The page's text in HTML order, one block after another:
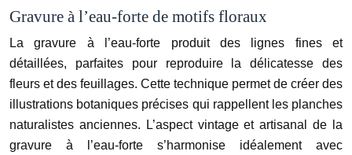
Gravure à l’eau-forte de motifs floraux
La gravure à l’eau-forte produit des lignes fines et
détaillées, parfaites pour reproduire la délicatesse des
fleurs et des feuillages. Cette technique permet de créer des
illustrations botaniques précises qui rappellent les planches
naturalistes anciennes. L’aspect vintage et artisanal de la
gravure à l’eau-forte s’harmonise idéalement avec